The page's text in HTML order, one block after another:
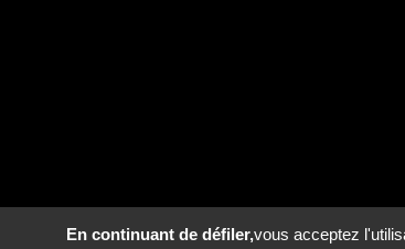
En continuant de défiler,vous acceptez